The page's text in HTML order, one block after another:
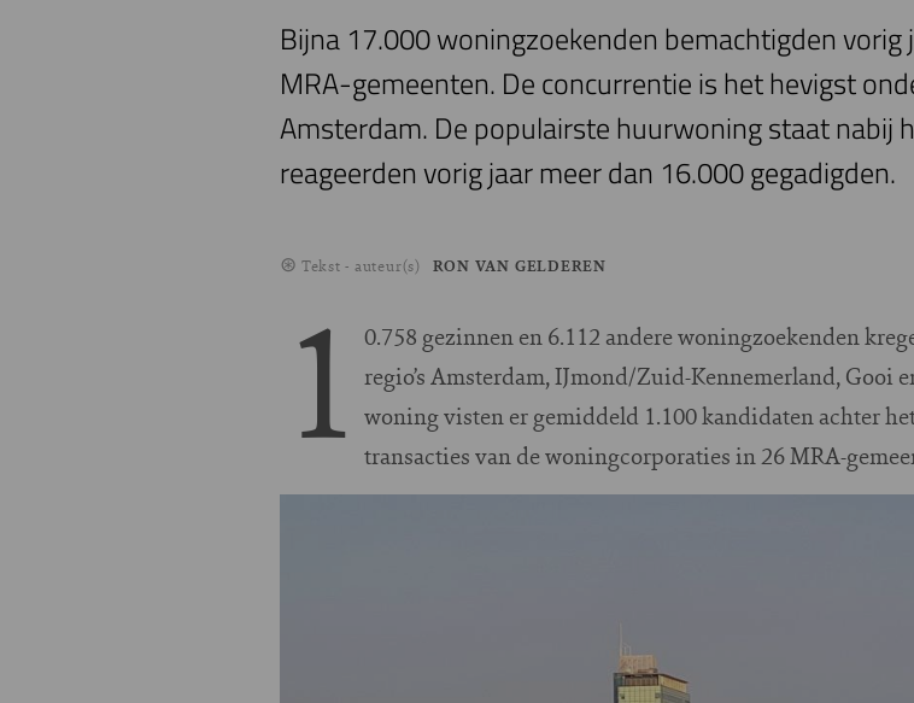
Bijna 17.000 woningzoekenden bemachtigden
MRA-gemeenten. De concurrentie is het hevigst
Amsterdam. De populairste huurwoning staat nabij
reageerden vorig jaar meer dan 16.000 gegadigden.
Tekst - auteur(s) RON VAN GELDEREN
1 0.758 gezinnen en 6.112 andere woningzoekenden
regio’s Amsterdam, IJmond/Zuid-Kennemerland, Gooi
woning visten er gemiddeld 1.100 kandidaten achter
transacties van de woningcorporaties in 26 MRA-